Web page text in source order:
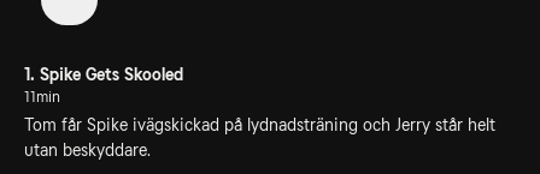
1. Spike Gets Skooled
11min
Tom får Spike ivägskickad på lydnadsträning och Jerry står helt
utan beskyddare.